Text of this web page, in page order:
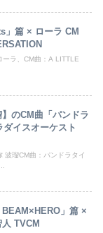
」篇 × ローラ CM
ラ、CM曲：A LITTLE
のCM曲「パンドラ
イスオーケスト
波瑠CM曲：パンドラタイ
」篇 ×
TVCM